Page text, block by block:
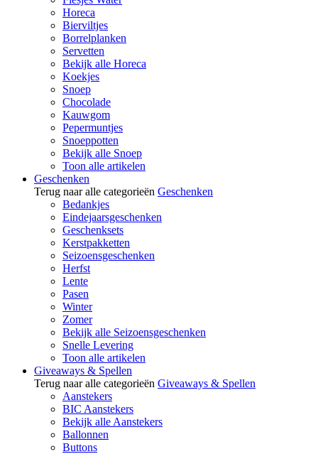
Horeca
Bierviltjes
Borrelplanken
Servetten
Bekijk alle Horeca
Koekjes
Snoep
Chocolade
Kauwgom
Pepermuntjes
Snoeppotten
Bekijk alle Snoep
Toon alle artikelen
Geschenken
Terug naar alle categorieën Geschenken
Bedankjes
Eindejaarsgeschenken
Geschenksets
Kerstpakketten
Seizoensgeschenken
Herfst
Lente
Pasen
Winter
Zomer
Bekijk alle Seizoensgeschenken
Snelle Levering
Toon alle artikelen
Giveaways & Spellen
Terug naar alle categorieën Giveaways & Spellen
Aanstekers
BIC Aanstekers
Bekijk alle Aanstekers
Ballonnen
Buttons